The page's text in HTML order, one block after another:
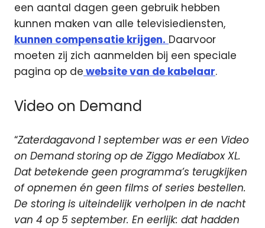
een aantal dagen geen gebruik hebben
kunnen maken van alle televisiediensten,
kunnen compensatie krijgen. Daarvoor
moeten zij zich aanmelden bij een speciale
pagina op de website van de kabelaar.
Video on Demand
“Zaterdagavond 1 september was er een Video
on Demand storing op de Ziggo Mediabox XL.
Dat betekende geen programma’s terugkijken
of opnemen én geen films of series bestellen.
De storing is uiteindelijk verholpen in de nacht
van 4 op 5 september. En eerlijk: dat hadden